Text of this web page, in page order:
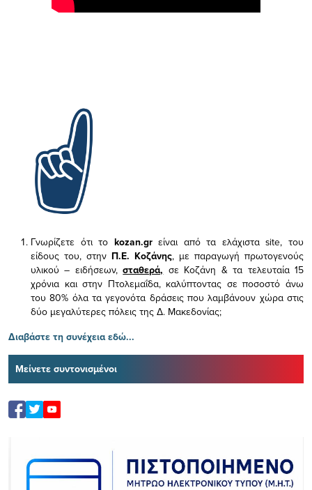
Γνωρίζετε ότι το kozan.gr είναι από τα ελάχισταsite, του
είδους του, στην Π.Ε. Κοζάνης, με παραγωγή πρωτογενούς
υλικού – ειδήσεων,σταθερά, σε Κοζάνη & τα τελευταία 15
χρόνια και στην Πτολεμαΐδα, καλύπτοντας σε ποσοστό άνω
του 80% όλα τα γεγονότα δράσεις που λαμβάνουν χώρα στις
δύο μεγαλύτερες πόλεις της Δ. Μακεδονίας;
Διαβάστε τη συνέχεια εδώ...
Μείνετε συντονισμένοι